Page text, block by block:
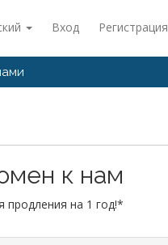
Вход Регистрация
к нам
продления на 1 год!*